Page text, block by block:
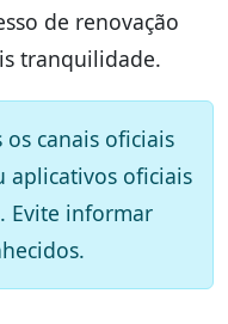
de renovação
tranquilidade.
canais oficiais
aplicativos oficiais
Evite informar